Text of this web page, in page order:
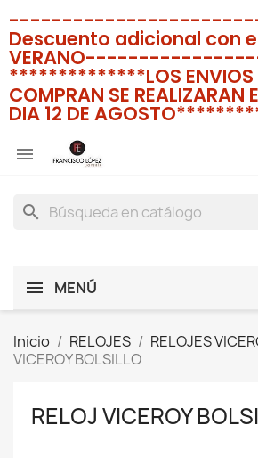
Descuento adicional con
**************LOS ENVIOS
COMPRAN SE REALIZARAN
DIA 12 DE

search
MENÚ
Inicio RELOJES RELOJES
VICEROY BOLSILLO
RELOJ VICEROY